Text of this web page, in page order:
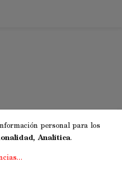
personal para los
Analítica.